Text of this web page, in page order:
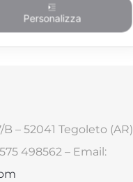
– 52041 Tegoleto (AR)
498562 – Email:
Personalizza